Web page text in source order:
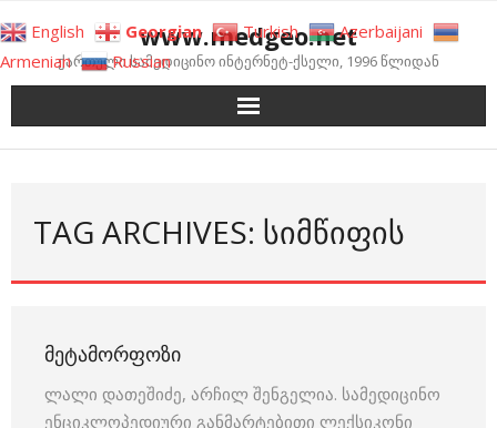
to
content
www.medgeo.net
ქართული სამედიცინო ინტერნეტ-ქსელი, 1996 წლიდან
TAG ARCHIVES: ᲡᲘᲛᲬᲘᲤᲘᲡ
ᲛᲔᲢᲐᲛᲝᲠᲤᲝᲖᲘ
ლალი დათეშიძე, არჩილ შენგელია. სამედიცინო
ენციკლოპედიური განმარტებითი ლექსიკონი
English Georgian Turkish
Azerbaijani
Armenian
Russian